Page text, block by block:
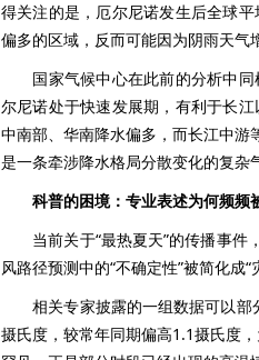
得关注的是，厄尔尼诺发生后全球
偏多的区域，反而可能因为阴雨天气
国家气候中心在此前的分析中同
尔尼诺处于快速发展期，有利于长
中南部、华南降水偏多，而长江中游
是一条牵涉降水格局分散变化的复杂
科普的困境：专业表述为何频频
当前关于“最热夏天”的传播事件
风路径预测中的“不确定性”被简化成
相关专家披露的一组数据可以部
摄氏度，较常年同期偏高1.1摄氏度